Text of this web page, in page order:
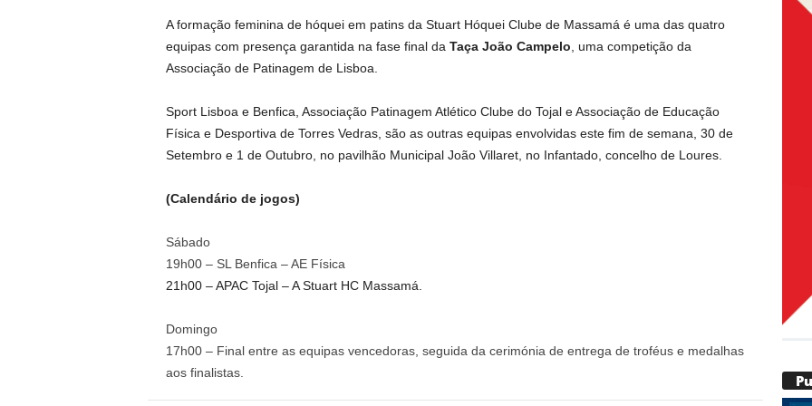
A formação feminina de hóquei em patins da Stuart Hóquei Clube de Massamá é uma das quatro
equipas com presença garantida na fase final da Taça João Campelo , uma competição da
Associação de Patinagem de Lisboa.
Sport Lisboa e Benfica, Associação Patinagem Atlético Clube do Tojal e Associação de Educação
Física e Desportiva de Torres Vedras, são as outras equipas envolvidas este fim de semana, 30 de
Setembro e 1 de Outubro, no pavilhão Municipal João Villaret, no Infantado, concelho de Loures.
(Calendário de jogos)
Sábado
19h00 – SL Benfica – AE Física
21h00 – APAC Tojal – A Stuart HC Massamá.
Domingo
17h00 – Final entre as equipas vencedoras, seguida da cerimónia de entrega de troféus e medalhas
aos finalistas.